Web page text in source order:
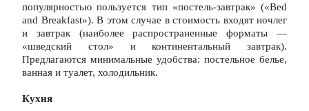
популярностью пользуется тип «постель-завтрак» («Bed
and Breakfast»). В этом случае в стоимость входят ночлег
и завтрак (наиболее распространенные форматы —
«шведский стол» и континентальный завтрак).
Предлагаются минимальные удобства: постельное белье,
ванная и туалет, холодильник.
Кухня